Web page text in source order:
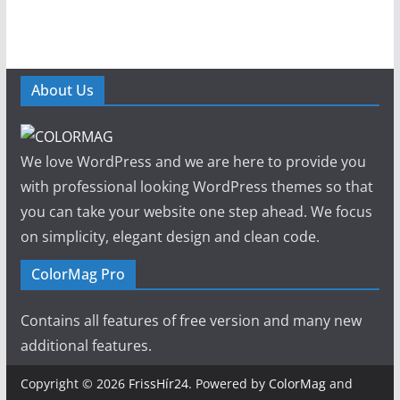
About Us
We love WordPress and we are here to provide you
with professional looking WordPress themes so that
you can take your website one step ahead. We focus
on simplicity, elegant design and clean code.
ColorMag Pro
Contains all features of free version and many new
additional features.
Copyright © 2026 FrissHír24. Powered by ColorMagand